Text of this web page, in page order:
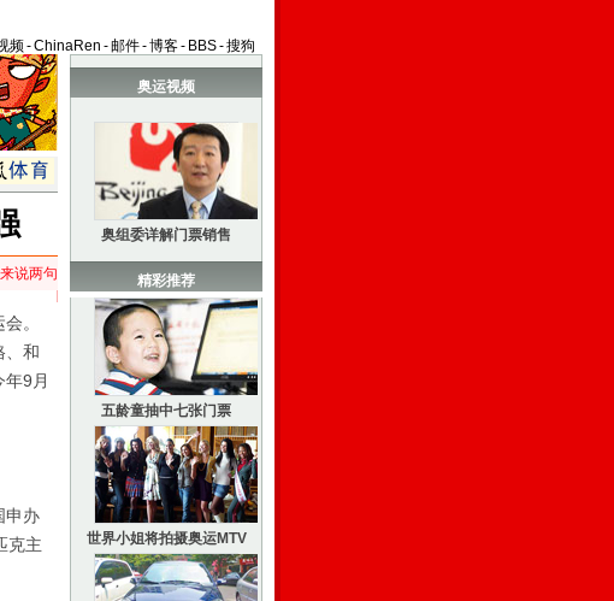
频-ChinaRen -邮件-博客- BBS-搜狗
说两句
。
、和
9月
申办
克主
奥运视频
奥组委详解门票销售
精彩推荐
五龄童抽中七张门票
世界小姐将拍摄奥运MTV